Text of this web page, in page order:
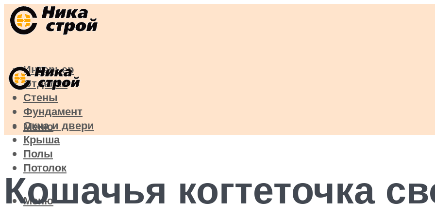
Интерьер
Отделка
Стены
Фундамент
Окна и двери
Крыша
Полы
Потолок
Меню
Меню
Кошачья когтеточка